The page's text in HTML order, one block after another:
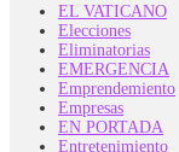
EL VATICANO
Elecciones
Eliminatorias
EMERGENCIA
Emprendemiento
Empresas
EN PORTADA
Entretenimiento